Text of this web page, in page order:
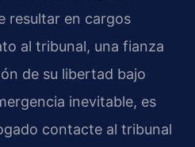
resultar en cargos
al tribunal, una fianza
de su libertad bajo
inevitable, es
contacte al tribunal